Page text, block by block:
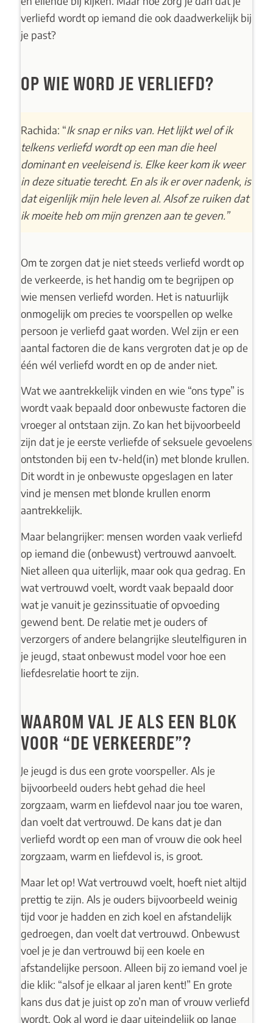
verliefd wordt op iemand die ook daadwerkelijk bij
je past?
OP WIE WORD JE VERLIEFD?
Rachida: “Ik snap er niks van. Het lijkt wel of ik
telkens verliefd wordt op een man die heel
dominant en veeleisend is. Elke keer kom ik weer
in deze situatie terecht. En als ik er over nadenk, is
dat eigenlijk mijn hele leven al. Alsof ze ruiken dat
ik moeite heb om mijn grenzen aan te geven.”
Om te zorgen dat je niet steeds verliefd wordt op
de verkeerde, is het handig om te begrijpen op
wie mensen verliefd worden. Het is natuurlijk
onmogelijk om precies te voorspellen op welke
persoon je verliefd gaat worden. Wel zijn er een
aantal factoren die de kans vergroten dat je op de
één wél verliefd wordt en op de ander niet.
Wat we aantrekkelijk vinden en wie “ons type” is
wordt vaak bepaald door onbewuste factoren die
vroeger al ontstaan zijn. Zo kan het bijvoorbeeld
zijn dat je je eerste verliefde of seksuele gevoelens
ontstonden bij een tv-held(in) met blonde krullen.
Dit wordt in je onbewuste opgeslagen en later
vind je mensen met blonde krullen enorm
aantrekkelijk.
Maar belangrijker: mensen worden vaak verliefd
op iemand die (onbewust) vertrouwd aanvoelt.
Niet alleen qua uiterlijk, maar ook qua gedrag. En
wat vertrouwd voelt, wordt vaak bepaald door
wat je vanuit je gezinssituatie of opvoeding
gewend bent. De relatie met je ouders of
verzorgers of andere belangrijke sleutelfiguren in
je jeugd, staat onbewust model voor hoe een
liefdesrelatie hoort te zijn.
WAAROM VAL JE ALS EEN BLOK
VOOR “DE VERKEERDE”?
Je jeugd is dus een grote voorspeller. Als je
bijvoorbeeld ouders hebt gehad die heel
zorgzaam, warm en liefdevol naar jou toe waren,
dan voelt dat vertrouwd. De kans dat je dan
verliefd wordt op een man of vrouw die ook heel
zorgzaam, warm en liefdevol is, is groot.
Maar let op! Wat vertrouwd voelt, hoeft niet altijd
prettig te zijn. Als je ouders bijvoorbeeld weinig
tijd voor je hadden en zich koel en afstandelijk
gedroegen, dan voelt dat vertrouwd. Onbewust
voel je je dan vertrouwd bij een koele en
afstandelijke persoon. Alleen bij zo iemand voel je
die klik: “alsof je elkaar al jaren kent!” En grote
kans dus dat je juist op zo’n man of vrouw verliefd
wordt. Ook al word je daar uiteindelijk op lange